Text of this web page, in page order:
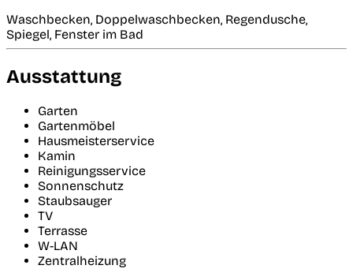
Waschbecken, Doppelwaschbecken, Regendusche,
Spiegel, Fenster im Bad
Ausstattung
Garten
Gartenmöbel
Hausmeisterservice
Kamin
Reinigungsservice
Sonnenschutz
Staubsauger
TV
Terrasse
W-LAN
Zentralheizung